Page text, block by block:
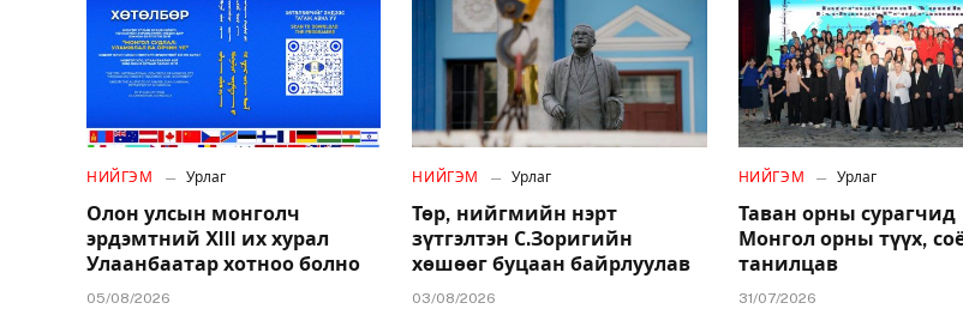
НИЙГЭМ Урлаг
Олон улсын монголч
эрдэмтний XIII их хурал
Улаанбаатар хотноо болно
05/08/2026
НИЙГЭМ Урлаг
Төр, нийгмийн нэрт
зүтгэлтэн С.Зоригийн
хөшөөг буцаан байрлуулав
03/08/2026
НИЙГЭМ Урлаг
Таван орны сурагчид
Монгол орны түүх,
танилцав
31/07/2026